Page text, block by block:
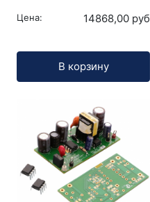
Цена: 14868,00 руб
В корзину